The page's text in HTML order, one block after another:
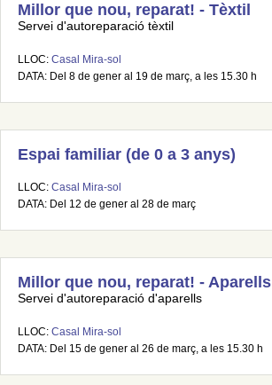
Millor que nou, reparat! - Tèxtil
Servei d'autoreparació tèxtil
LLOC: Casal Mira-sol
DATA: Del 8 de gener al 19 de març, a les 15.30 h
Espai familiar (de 0 a 3 anys)
LLOC: Casal Mira-sol
DATA: Del 12 de gener al 28 de març
Millor que nou, reparat! - Aparells
Servei d'autoreparació d'aparells
LLOC: Casal Mira-sol
DATA: Del 15 de gener al 26 de març, a les 15.30 h